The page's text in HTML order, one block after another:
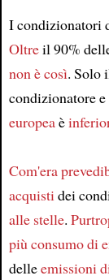
I condizionatori
Oltreil 90%
non è così. Solo
condizionatore e
europeaè
Com'era
acquistidei
alle stelle.
più consumo di
delleemissioni